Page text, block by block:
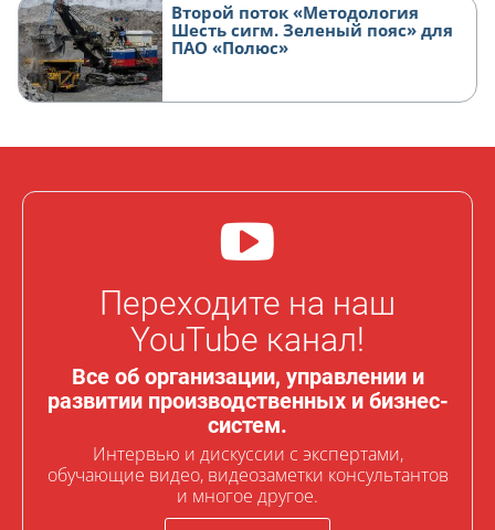
Второй поток «Методология
Шесть сигм. Зеленый пояс» для
ПАО «Полюс»
Переходите на наш
YouTube канал!
Все об организации, управлении и
развитии производственных и бизнес-
систем.
Интервью и дискуссии с экспертами,
обучающие видео, видеозаметки консультантов
и многое другое.